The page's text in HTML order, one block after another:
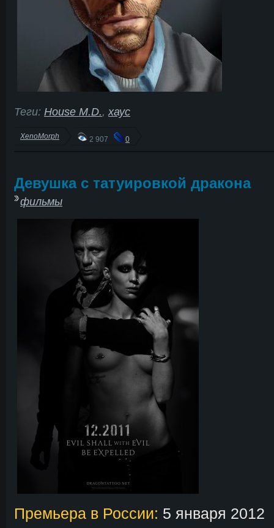
Теги: House M.D.,хаус
XenoMorph 2 907 0
Девушка с татуировкой дракона
фильмы
Премьера в России: 5 января 2012